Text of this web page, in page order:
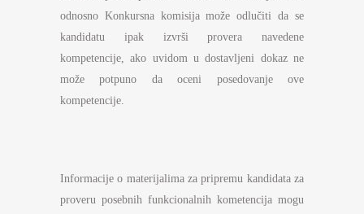
odnosno Konkursna komisija može odlučiti da se
kandidatu ipak izvrši provera navedene
kompetencije, ako uvidom u dostavljeni dokaz ne
može potpuno da oceni posedovanje ove
kompetencije.
Informacije o materijalima za pripremu kandidata za
proveru posebnih funkcionalnih kometencija mogu